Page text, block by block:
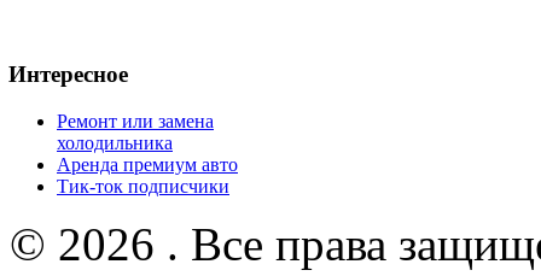
Интересное
Ремонт или замена
холодильника
Аренда премиум авто
Тик-ток подписчики
© 2026 . Все права